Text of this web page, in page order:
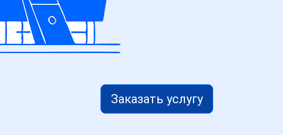
Заказать услугу